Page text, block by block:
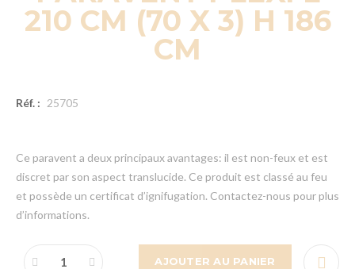
210 CM (70 X 3) H 186
CM
Réf. : 25705
Ce paravent a deux principaux avantages: il est non-feux et est
discret par son aspect translucide. Ce produit est classé au feu
et possède un certificat d’ignifugation. Contactez-nous pour plus
d’informations.
AJOUTER AU PANIER